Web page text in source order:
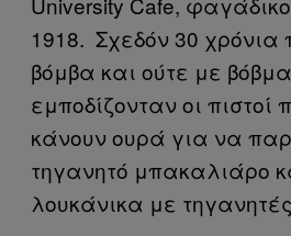
1918. Σχεδόν 30 χρόνια
βόμβα και ούτε με
εμποδίζονταν οι πιστοί
κάνουν ουρά για να
τηγανητό μπακαλιάρο
λουκάνικα με